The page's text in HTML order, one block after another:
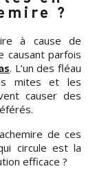
?
à cause de
causant parfois
. L’un des fléau
mites et les
causer des
de ces
circule est la
efficace ?